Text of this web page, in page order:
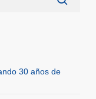
30 años de